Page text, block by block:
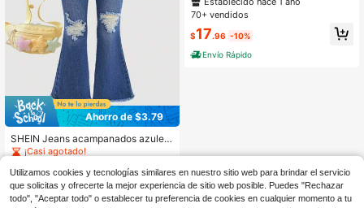
Ahorro de $3.79
SHEIN Jeans acampanados azules
de mezclilla con roturas y elástico p
¡Casi agotado!
$10.70 -26% con cupón
70+ vendidos
$17.96 -10%
Envío Rápido
Utilizamos cookies y tecnologías similares en nuestro sitio web para brindar el servicio
que solicitas y ofrecerte la mejor experiencia de sitio web posible. Puedes "Rechazar
todo", "Aceptar todo" o establecer tu preferencia de cookies en cualquier momento a tu